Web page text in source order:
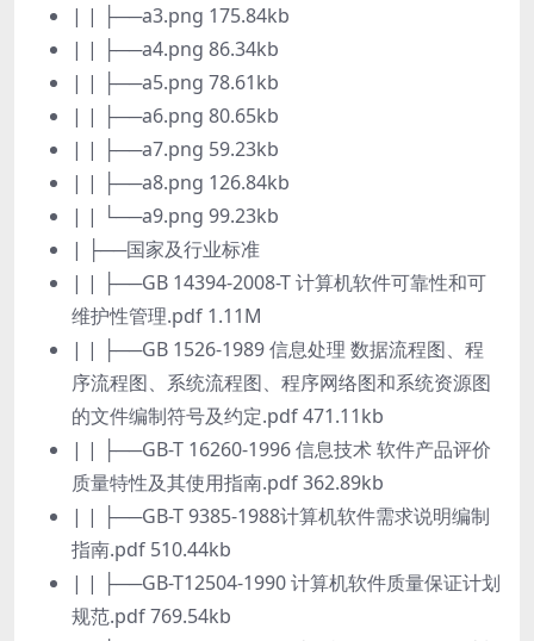
| | ├──a3.png 175.84kb
| | ├──a4.png 86.34kb
| | ├──a5.png 78.61kb
| | ├──a6.png 80.65kb
| | ├──a7.png 59.23kb
| | ├──a8.png 126.84kb
| | └──a9.png 99.23kb
| ├──国家及行业标准
| | ├──GB 14394-2008-T 计算机软件可靠性和可
维护性管理.pdf 1.11M
| | ├──GB 1526-1989 信息处理 数据流程图、程
序流程图、系统流程图、程序网络图和系统资源图
的文件编制符号及约定.pdf 471.11kb
| | ├──GB-T 16260-1996 信息技术 软件产品评价
质量特性及其使用指南.pdf 362.89kb
| | ├──GB-T 9385-1988计算机软件需求说明编制
指南.pdf 510.44kb
| | ├──GB-T12504-1990 计算机软件质量保证计划
规范.pdf 769.54kb